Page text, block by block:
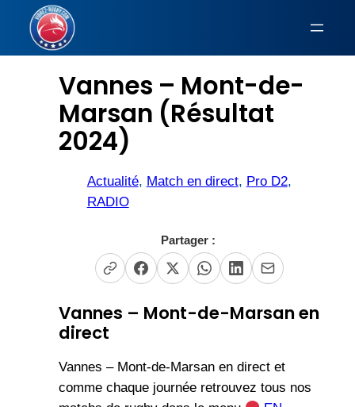
Aller
contenu
EN DIRECT
Vannes – Mont-de-
Marsan (Résultat
2024)
Actualité, Match en direct, Pro D2
RADIO
Partager :
Vannes – Mont-de-Marsan en
direct
Vannes – Mont-de-Marsan en direct et
comme chaque journée retrouvez tous nos